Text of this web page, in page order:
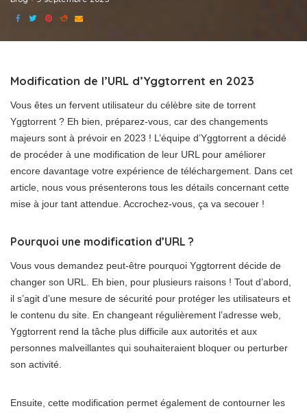
Modification de l’URL d’Yggtorrent en 2023
Vous êtes un fervent utilisateur du célèbre site de torrent
Yggtorrent ? Eh bien, préparez-vous, car des changements
majeurs sont à prévoir en 2023 ! L’équipe d’Yggtorrent a décidé
de procéder à une modification de leur URL pour améliorer
encore davantage votre expérience de téléchargement. Dans cet
article, nous vous présenterons tous les détails concernant cette
mise à jour tant attendue. Accrochez-vous, ça va secouer !
Pourquoi une modification d’URL ?
Vous vous demandez peut-être pourquoi Yggtorrent décide de
changer son URL. Eh bien, pour plusieurs raisons ! Tout d’abord,
il s’agit d’une mesure de sécurité pour protéger les utilisateurs et
le contenu du site. En changeant régulièrement l’adresse web,
Yggtorrent rend la tâche plus difficile aux autorités et aux
personnes malveillantes qui souhaiteraient bloquer ou perturber
son activité.
Ensuite, cette modification permet également de contourner les